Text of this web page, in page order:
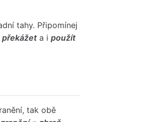
tahy. Připomínej
překážet a i použít
tak obě